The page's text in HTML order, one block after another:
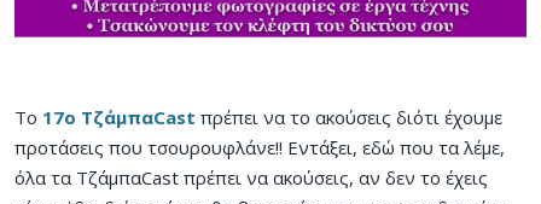
To 17ο ΤζάμπαCast πρέπει να το ακούσεις διότι έχουμε
προτάσεις που τσουρουφλάνε!! Εντάξει, εδώ που τα λέμε,
όλα τα ΤζάμπαCast πρέπει να ακούσεις, αν δεν το έχεις